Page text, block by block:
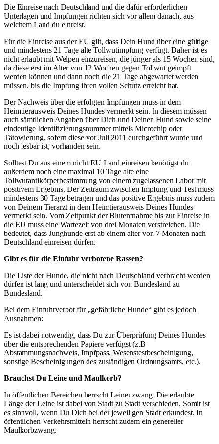
Die Einreise nach Deutschland und die dafür erforderlichen
Unterlagen und Impfungen richten sich vor allem danach, aus
welchem Land du einreist.
Für die Einreise aus der EU gilt, dass Dein Hund über eine gültige
und mindestens 21 Tage alte Tollwutimpfung verfügt. Daher ist es
nicht erlaubt mit Welpen einzureisen, die jünger als 15 Wochen sind,
da diese erst im Alter von 12 Wochen gegen Tollwut geimpft
werden können und dann noch die 21 Tage abgewartet werden
müssen, bis die Impfung ihren vollen Schutz erreicht hat.
Der Nachweis über die erfolgten Impfungen muss in dem
Heimtierausweis Deines Hundes vermerkt sein. In diesem müssen
auch sämtlichen Angaben über Dich und Deinen Hund sowie seine
eindeutige Identifizierungsnummer mittels Microchip oder
Tätowierung, sofern diese vor Juli 2011 durchgeführt wurde und
noch lesbar ist, vorhanden sein.
Solltest Du aus einem nicht-EU-Land einreisen benötigst du
außerdem noch eine maximal 10 Tage alte eine
Tollwutantikörperbestimmung von einem zugelassenen Labor mit
positivem Ergebnis. Der Zeitraum zwischen Impfung und Test muss
mindestens 30 Tage betragen und das positive Ergebnis muss zudem
von Deinem Tierarzt in dem Heimtierausweis Deines Hundes
vermerkt sein. Vom Zeitpunkt der Blutentnahme bis zur Einreise in
die EU muss eine Wartezeit von drei Monaten verstreichen. Die
bedeutet, dass Junghunde erst ab einem alter von 7 Monaten nach
Deutschland einreisen dürfen.
Gibt es für die Einfuhr verbotene Rassen?
Die Liste der Hunde, die nicht nach Deutschland verbracht werden
dürfen ist lang und unterscheidet sich von Bundesland zu
Bundesland.
Bei dem Einfuhrverbot für „gefährliche Hunde“ gibt es jedoch
Ausnahmen:
Es ist dabei notwendig, dass Du zur Überprüfung Deines Hundes
über die entsprechenden Papiere verfügst (z.B
Abstammungsnachweis, Impfpass, Wesenstestbescheinigung,
sonstige Bescheinigungen des zuständigen Ordnungsamts, etc.).
Brauchst Du Leine und Maulkorb?
In öffentlichen Bereichen herrscht Leinenzwang. Die erlaubte
Länge der Leine ist dabei von Stadt zu Stadt verschieden. Somit ist
es sinnvoll, wenn Du Dich bei der jeweiligen Stadt erkundest. In
öffentlichen Verkehrsmitteln herrscht zudem ein genereller
Maulkorbzwang.